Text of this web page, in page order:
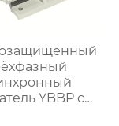
YBBP с